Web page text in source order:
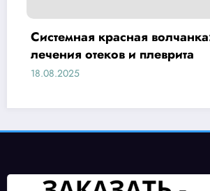
Системная красная волчанка:
лечения отеков и плеврита
18.08.2025